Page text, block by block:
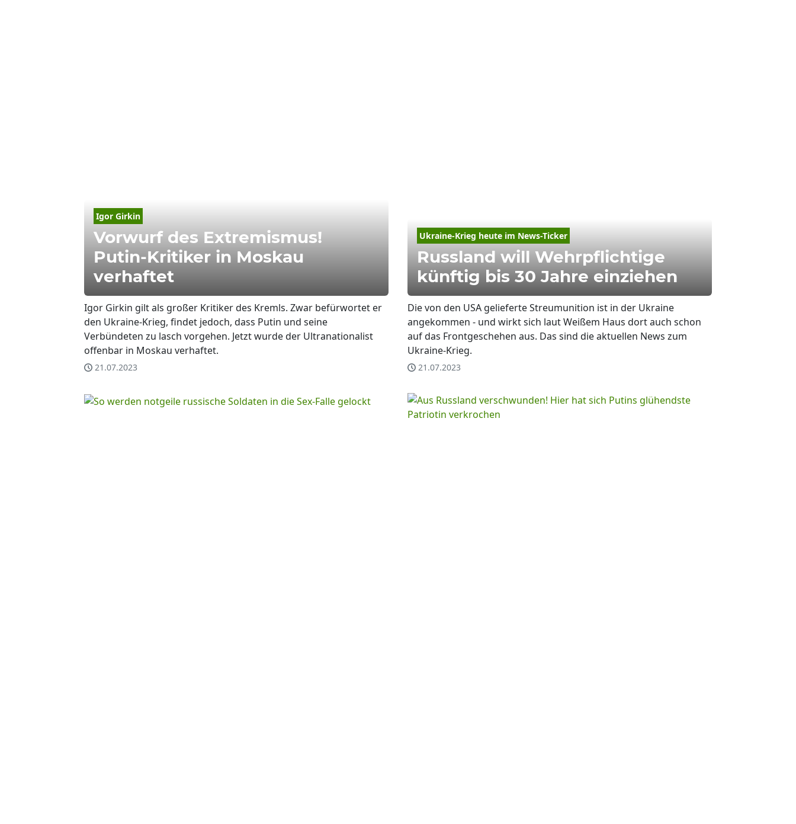
Igor Girkin
Vorwurf des Extremismus!
Putin-Kritiker in Moskau
verhaftet
Igor Girkin gilt als großer Kritiker des Kremls. Zwar befürwortet er
den Ukraine-Krieg, findet jedoch, dass Putin und seine
Verbündeten zu lasch vorgehen. Jetzt wurde der Ultranationalist
offenbar in Moskau verhaftet.
21.07.2023
Ukraine-Krieg heute im News-Ticker
Russland will Wehrpflichtige
künftig bis 30 Jahre einziehen
Die von den USA gelieferte Streumunition ist in der Ukraine
angekommen - und wirkt sich laut Weißem Haus dort auch schon
auf das Frontgeschehen aus. Das sind die aktuellen News zum
Ukraine-Krieg.
21.07.2023